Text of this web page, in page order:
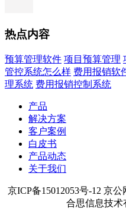
热点内容
预算管理软件 项目预算管理
管控系统怎么样 费用报销软
理系统 费用报销控制系统
产品
解决方案
客户案例
白皮书
产品动态
关于我们
京ICP备15012053号-12 京
合思信息技术